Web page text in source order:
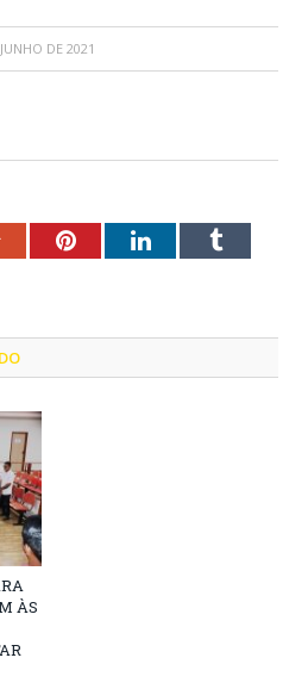
DE 2021
Google+PinterestLinkedInTumblr
ÀS